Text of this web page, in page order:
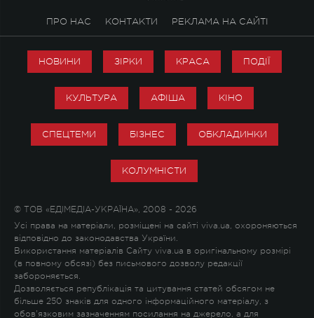
ПРО НАС КОНТАКТИ РЕКЛАМА НА САЙТІ
НОВИНИ ЗІРКИ КРАСА ПОДІЇ
КУЛЬТУРА АФІША КІНО
СПЕЦТЕМИ БІЗНЕС ОБКЛАДИНКИ
КОЛУМНІСТИ
© ТОВ «ЕДІМЕДІА-УКРАЇНА», 2008 - 2026
Усі права на матеріали, розміщені на сайті viva.ua, охороняються
відповідно до законодавства України.
Використання матеріалів Сайту viva.ua в оригінальному розмірі
(в повному обсязі) без письмового дозволу редакції
забороняється.
Дозволяється републікація та цитування статей обсягом не
більше 250 знаків для одного інформаційного матеріалу, з
обов'язковим зазначенням посилання на джерело, а для